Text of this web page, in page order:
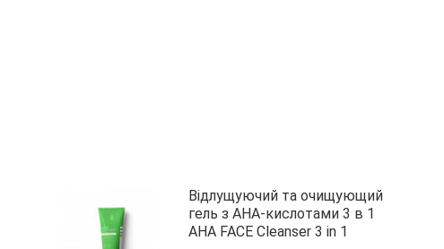
Відлущуючий та очищующий
гель з АНА-кислотами 3 в 1
AHA FACE Cleanser 3 in 1